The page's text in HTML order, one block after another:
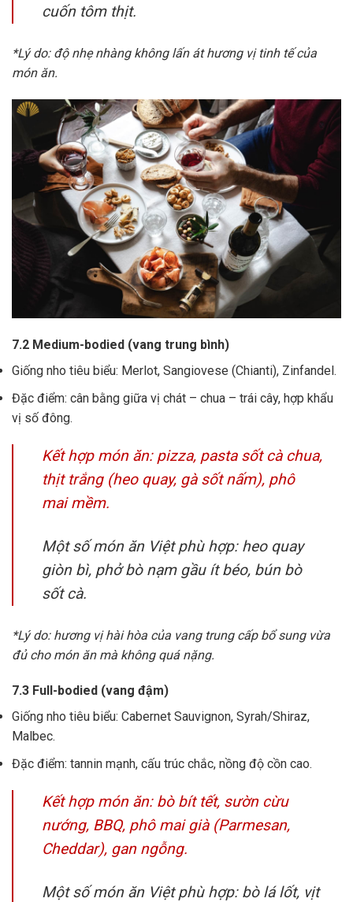
cuốn tôm thịt.
*Lý do: độ nhẹ nhàng không lấn át hương vị tinh tế của
món ăn.
7.2 Medium-bodied (vang trung bình)
Giống nho tiêu biểu: Merlot, Sangiovese (Chianti), Zinfandel.
Đặc điểm: cân bằng giữa vị chát – chua – trái cây, hợp khẩu
vị số đông.
Kết hợp món ăn: pizza, pasta sốt cà chua,
thịt trắng (heo quay, gà sốt nấm), phô
mai mềm.
Một số món ăn Việt phù hợp: heo quay
giòn bì, phở bò nạm gầu ít béo, bún bò
sốt cà.
*Lý do: hương vị hài hòa của vang trung cấp bổ sung vừa
đủ cho món ăn mà không quá nặng.
7.3 Full-bodied (vang đậm)
Giống nho tiêu biểu: Cabernet Sauvignon, Syrah/Shiraz,
Malbec.
Đặc điểm: tannin mạnh, cấu trúc chắc, nồng độ cồn cao.
Kết hợp món ăn: bò bít tết, sườn cừu
nướng, BBQ, phô mai già (Parmesan,
Cheddar), gan ngỗng.
Một số món ăn Việt phù hợp: bò lá lốt, vịt